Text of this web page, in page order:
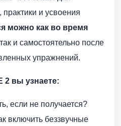
практики и усвоения
можно как во время
и самостоятельно после
упражнений.
2 вы узнаете:
если не получается?
включить беззвучные